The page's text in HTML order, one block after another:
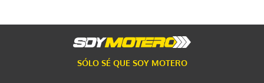
SÓLO SÉ QUE SOY MOTERO